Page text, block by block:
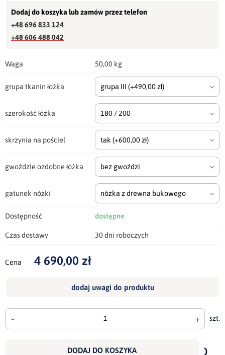
Dodaj do koszyka lub zamów przez telefon
+48 696 833 124
+48 606 488 042
Waga 50,00 kg
grupa tkanin łożka grupa III (+490,00 zł)
szerokość łóżka 180 / 200
skrzynia na pościel tak (+600,00 zł)
gwoździe ozdobne łóżka bez gwoździ
gatunek nóżki nóżka z drewna bukowego
Dostępność dostępne
Czas dostawy 30 dni roboczych
Cena 4 690,00 zł
dodaj uwagi do produktu
- + szt.
DODAJ DO KOSZYKA
do